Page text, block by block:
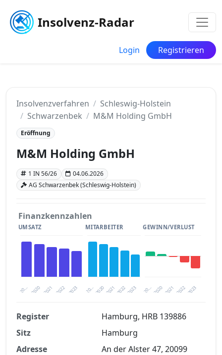
Insolvenz-Radar
Login Registrieren
Insolvenzverfahren
Schleswig-Holstein
Schwarzenbek
M&M Holding GmbH
Eröffnung
M&M Holding GmbH
1 IN 56/26
04.06.2026
AG Schwarzenbek (Schleswig-Holstein)
Finanzkennzahlen
UMSATZ
20… 2021 2023
2020 2022
MITARBEITER
20… 2021 2023
2020 2022
GEWINN/VERLUST
20… 2021 2023
2020 2022
Finanzkennzahlen nach kostenloser
Registrierung verfügbar
Register
Hamburg, HRB 139886
Sitz
Hamburg
Adresse
An der Alster 47, 20099